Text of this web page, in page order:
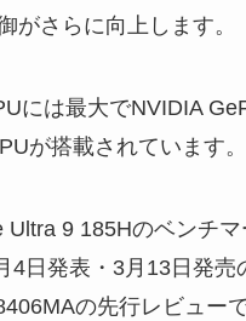
がさらに向上します。
には最大でNVIDIA
が搭載されています。
Ultra 9 185Hのベンチマ
4日発表・3月13日発売
の先行レビュー